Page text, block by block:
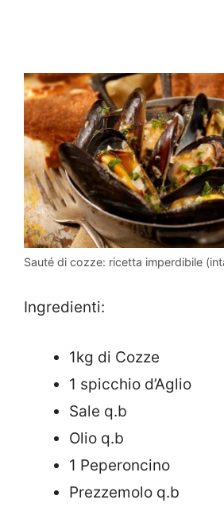
Sauté di cozze: ricetta imperdibile
Ingredienti:
1kg di Cozze
1 spicchio d’Aglio
Sale q.b
Olio q.b
1 Peperoncino
Prezzemolo q.b